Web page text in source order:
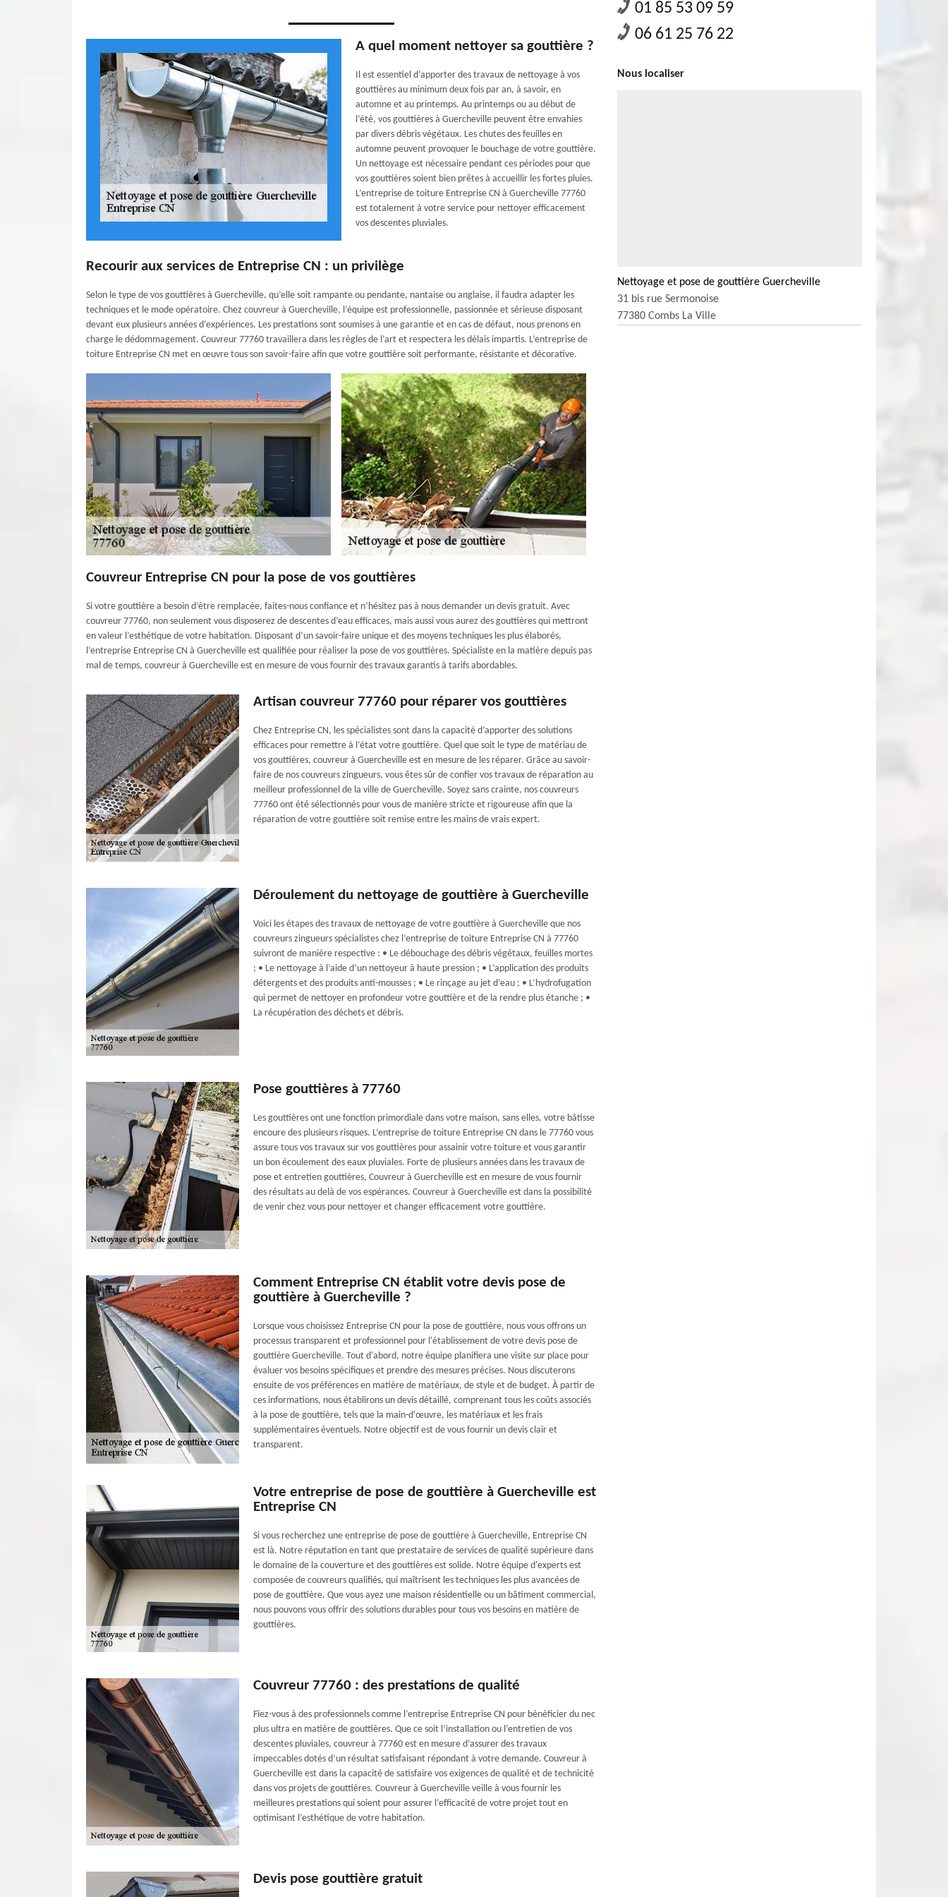
A quel moment nettoyer sa gouttière ?
Il est essentiel d’apporter des travaux de nettoyage à vos
gouttières au minimum deux fois par an, à savoir, en
automne et au printemps. Au printemps ou au début de
l’été, vos gouttières à Guercheville peuvent être envahies
par divers débris végétaux. Les chutes des feuilles en
automne peuvent provoquer le bouchage de votre gouttière.
Un nettoyage est nécessaire pendant ces périodes pour que
vos gouttières soient bien prêtes à accueillir les fortes pluies.
L’entreprise de toiture Entreprise CN à Guercheville 77760
est totalement à votre service pour nettoyer efficacement
vos descentes pluviales.
Recourir aux services de Entreprise CN : un privilège
Selon le type de vos gouttières à Guercheville, qu’elle soit rampante ou pendante, nantaise ou anglaise, il faudra adapter les
techniques et le mode opératoire. Chez couvreur à Guercheville, l’équipe est professionnelle, passionnée et sérieuse disposant
devant eux plusieurs années d’expériences. Les prestations sont soumises à une garantie et en cas de défaut, nous prenons en
charge le dédommagement. Couvreur 77760 travaillera dans les règles de l’art et respectera les délais impartis. L’entreprise de
toiture Entreprise CN met en œuvre tous son savoir-faire afin que votre gouttière soit performante, résistante et décorative.
Couvreur Entreprise CN pour la pose de vos gouttières
Si votre gouttière a besoin d’être remplacée, faites-nous confiance et n’hésitez pas à nous demander un devis gratuit. Avec
couvreur 77760, non seulement vous disposerez de descentes d’eau efficaces, mais aussi vous aurez des gouttières qui mettront
en valeur l’esthétique de votre habitation. Disposant d’un savoir-faire unique et des moyens techniques les plus élaborés,
l’entreprise Entreprise CN à Guercheville est qualifiée pour réaliser la pose de vos gouttières. Spécialiste en la matière depuis pas
mal de temps, couvreur à Guercheville est en mesure de vous fournir des travaux garantis à tarifs abordables.
Artisan couvreur 77760 pour réparer vos gouttières
Chez Entreprise CN, les spécialistes sont dans la capacité d’apporter des solutions
efficaces pour remettre à l’état votre gouttière. Quel que soit le type de matériau de
vos gouttières, couvreur à Guercheville est en mesure de les réparer. Grâce au savoir-
faire de nos couvreurs zingueurs, vous êtes sûr de confier vos travaux de réparation au
meilleur professionnel de la ville de Guercheville. Soyez sans crainte, nos couvreurs
77760 ont été sélectionnés pour vous de manière stricte et rigoureuse afin que la
réparation de votre gouttière soit remise entre les mains de vrais expert.
Déroulement du nettoyage de gouttière à Guercheville
Voici les étapes des travaux de nettoyage de votre gouttière à Guercheville que nos
couvreurs zingueurs spécialistes chez l’entreprise de toiture Entreprise CN à 77760
suivront de manière respective : • Le débouchage des débris végétaux, feuilles mortes
; • Le nettoyage à l’aide d’un nettoyeur à haute pression ; • L’application des produits
détergents et des produits anti-mousses ; • Le rinçage au jet d’eau ; • L’hydrofugation
qui permet de nettoyer en profondeur votre gouttière et de la rendre plus étanche ; •
La récupération des déchets et débris.
Pose gouttières à 77760
Les gouttières ont une fonction primordiale dans votre maison, sans elles, votre bâtisse
encoure des plusieurs risques. L’entreprise de toiture Entreprise CN dans le 77760 vous
assure tous vos travaux sur vos gouttières pour assainir votre toiture et vous garantir
un bon écoulement des eaux pluviales. Forte de plusieurs années dans les travaux de
pose et entretien gouttières, Couvreur à Guercheville est en mesure de vous fournir
des résultats au delà de vos espérances. Couvreur à Guercheville est dans la possibilité
de venir chez vous pour nettoyer et changer efficacement votre gouttière.
Comment Entreprise CN établit votre devis pose de
gouttière à Guercheville ?
Lorsque vous choisissez Entreprise CN pour la pose de gouttière, nous vous offrons un
processus transparent et professionnel pour l'établissement de votre devis pose de
gouttière Guercheville. Tout d'abord, notre équipe planifiera une visite sur place pour
évaluer vos besoins spécifiques et prendre des mesures précises. Nous discuterons
ensuite de vos préférences en matière de matériaux, de style et de budget. À partir de
ces informations, nous établirons un devis détaillé, comprenant tous les coûts associés
à la pose de gouttière, tels que la main-d'œuvre, les matériaux et les frais
supplémentaires éventuels. Notre objectif est de vous fournir un devis clair et
transparent.
Votre entreprise de pose de gouttière à Guercheville est
Entreprise CN
Si vous recherchez une entreprise de pose de gouttière à Guercheville, Entreprise CN
est là. Notre réputation en tant que prestataire de services de qualité supérieure dans
le domaine de la couverture et des gouttières est solide. Notre équipe d'experts est
composée de couvreurs qualifiés, qui maîtrisent les techniques les plus avancées de
pose de gouttière. Que vous ayez une maison résidentielle ou un bâtiment commercial,
nous pouvons vous offrir des solutions durables pour tous vos besoins en matière de
gouttières.
Couvreur 77760 : des prestations de qualité
Fiez-vous à des professionnels comme l’entreprise Entreprise CN pour bénéficier du nec
plus ultra en matière de gouttières. Que ce soit l’installation ou l’entretien de vos
descentes pluviales, couvreur à 77760 est en mesure d’assurer des travaux
impeccables dotés d’un résultat satisfaisant répondant à votre demande. Couvreur à
Guercheville est dans la capacité de satisfaire vos exigences de qualité et de technicité
dans vos projets de gouttières. Couvreur à Guercheville veille à vous fournir les
meilleures prestations qui soient pour assurer l’efficacité de votre projet tout en
optimisant l’esthétique de votre habitation.
Devis pose gouttière gratuit
01 85 53 09 59
06 61 25 76 22
Nous localiser
Nettoyage et pose de gouttière Guercheville
31 bis rue Sermonoise
77380 Combs La Ville